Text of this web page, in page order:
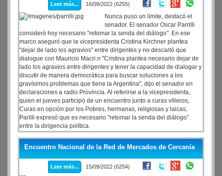
Leer más... 16/09/2022 (6255)
Nunca puso un límite, destacó el
senador. El senador Oscar Parrilli
consideró hoy necesario "retomar la senda del diálogo". En ese
marco aseguró que la vicepresidenta Cristina Kirchner plantea
"dejar de lado los agravios" entre dirigentes y no descartó que
dialogue con Mauricio Macri.n "Cristina plantea necesario dejar de
lado los agravios entre dirigentes y tener la capacidad de dialogar y
discutir de manera democrática para buscar soluciones a los
gravísimos problemas que tiene la Argentina", dijo el senador en
declaraciones a radio Provincia. Al referirse a la vicepresidenta,
quien el jueves participó de un encuentro junto a curas villeros,
Curas en opción por los Pobres, hermanas, religiosas y laicas,
Parilli expresó que es necesario "retomar la senda del diálogo"
entre la dirigencia política.
Encuentro Nacional de la Red de Mercados de Cercanía
Leer más... 15/09/2022 (6254)